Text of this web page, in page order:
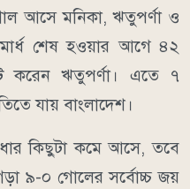
আসে মনিকা, ঋতুপর্ণা ও
শেষ হওয়ার আগে ৪২
করেন ঋতুপর্ণা। এতে ৭
যায় বাংলাদেশ।
কিছুটা কমে আসে, তবে
৯-০ গোলের সর্বোচ্চ জয়